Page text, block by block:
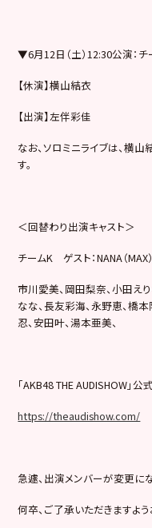
▼6月12日（土）12:30公演：チ
【休演】横山結衣
【出演】左伴彩佳
なお、ソロミニライブは、横
す。
＜回替わり出演キャスト＞
チームK ゲスト：NANA（
市川愛美、岡田梨奈、小田え
なな、長友彩海、永野恵、橋本
忍、安田叶、湯本亜美、
「AKB48 THE AUDISHOW」公
https://theaudishow.com/
急遽、出演メンバーが変更に
何卒、ご了承いただきますよ